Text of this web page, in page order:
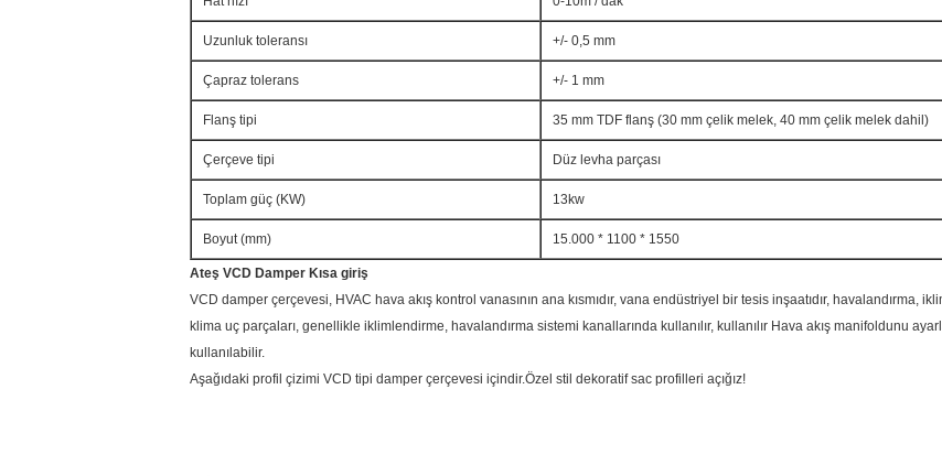
Uzunluk toleransı +/- 0,5 mm
Çapraz tolerans +/- 1 mm
Flanş tipi 35 mm TDF flanş (30 mm çelik melek, 40 mm çelik melek dahil)
Çerçeve tipi Düz levha parçası
Toplam güç (KW) 13kw
Boyut (mm) 15.000 * 1100 * 1550
Ateş VCD Damper Kısa giriş
VCD damper çerçevesi, HVAC hava akış kontrol vanasının ana kısmıdır, vana endüstriyel bir tesis inşaatıdır, havalandırma,
klima uç parçaları, genellikle iklimlendirme, havalandırma sistemi kanallarında kullanılır, kullanılır Hava akış manifoldunu
kullanılabilir.
Aşağıdaki profil çizimi VCD tipi damper çerçevesi içindir.Özel stil dekoratif sac profilleri açığız!